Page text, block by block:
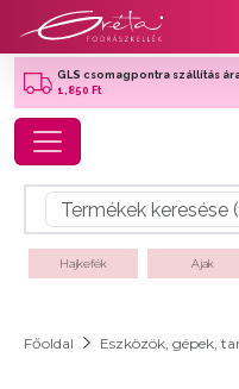
GLS csomagpontra szállítás
1,850 Ft
Toggle navigation
Hajkefék Ajak
Főoldal Eszközök, gépek,